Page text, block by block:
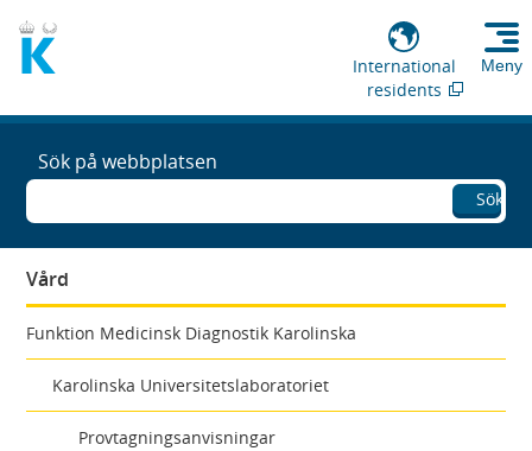
International
residents
Meny
Sök på webbplatsen
Sök
Vård
Funktion Medicinsk Diagnostik Karolinska
Karolinska Universitetslaboratoriet
Provtagningsanvisningar